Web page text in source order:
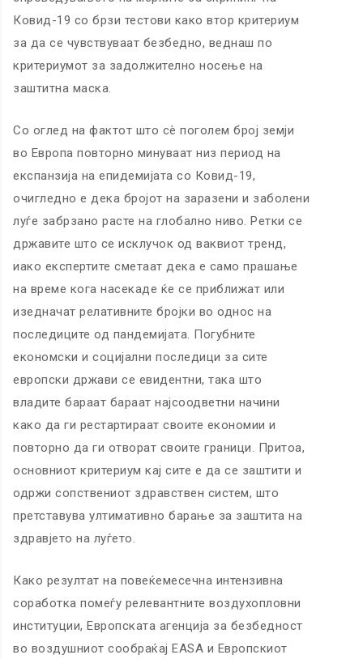
Ковид-19 со брзи тестови како втор критериум
за да се чувствуваат безбедно, веднаш по
критериумот за задолжително носење на
заштитна маска.
Со оглед на фактот што сè поголем број земји
во Европа повторно минуваат низ период на
експанзија на епидемијата со Ковид-19,
очигледно е дека бројот на заразени и заболени
луѓе забрзано расте на глобално ниво. Ретки се
државите што се исклучок од ваквиот тренд,
иако експертите сметаат дека е само прашање
на време кога насекаде ќе се приближат или
изедначат релативните бројки во однос на
последиците од пандемијата. Погубните
економски и социјални последици за сите
европски држави се евидентни, така што
владите бараат бараат најсоодветни начини
како да ги рестартираат своите економии и
повторно да ги отворат своите граници. Притоа,
основниот критериум кај сите е да се заштити и
одржи сопствениот здравствен систем, што
претставува ултимативно барање за заштита на
здравјето на луѓето.
Како резултат на повеќемесечна интензивна
соработка помеѓу релевантните воздухопловни
институции, Европската агенција за безбедност
во воздушниот сообраќај ЕАЅА и Европскиот